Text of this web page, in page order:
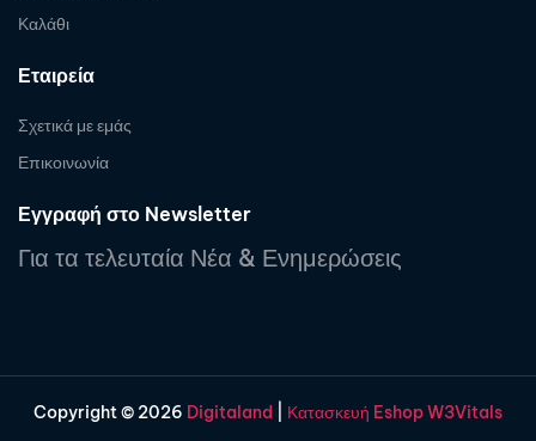
Καλάθι
Εταιρεία
Σχετικά με εμάς
Επικοινωνία
Εγγραφή στο Newsletter
Για τα τελευταία Νέα & Ενημερώσεις
Copyright © 2026 Digitaland Κατασκευή Eshop W3Vitals